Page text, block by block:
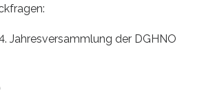
Jahresversammlung der DGHNO